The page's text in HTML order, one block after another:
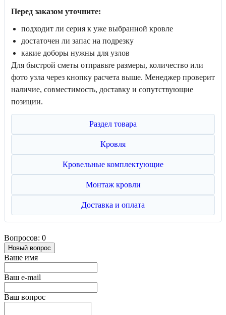
Перед заказом уточните:
подходит ли серия к уже выбранной кровле
достаточен ли запас на подрезку
какие доборы нужны для узлов
Для быстрой сметы отправьте размеры, количество или
фото узла через кнопку расчета выше. Менеджер проверит
наличие, совместимость, доставку и сопутствующие
позиции.
Раздел товара
Кровля
Кровельные комплектующие
Монтаж кровли
Доставка и оплата
Вопросов: 0
Новый вопрос
Ваше имя
Ваш e-mail
Ваш вопрос